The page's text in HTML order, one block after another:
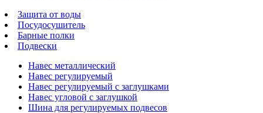
Защита от воды
Посудосушитель
Барные полки
Подвески
Навес металлический
Навес регулируемый
Навес регулируемый с заглушками
Навес угловой с заглушкой
Шина для регулируемых подвесов